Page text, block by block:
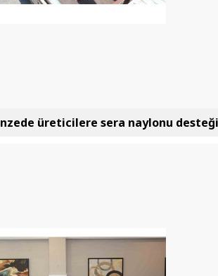
üreticilere sera naylonu desteği